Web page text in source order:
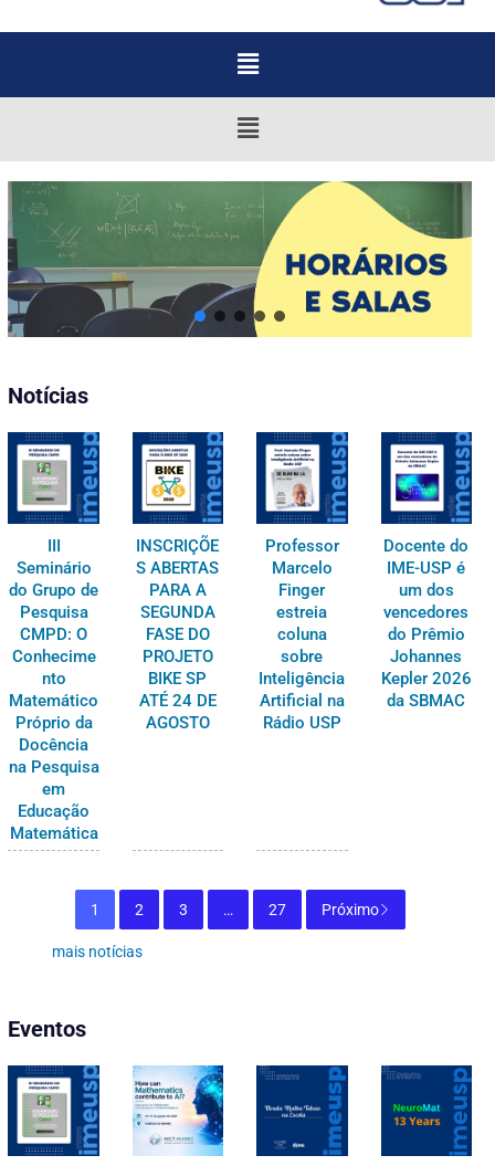
Menu
Menu
Notícias
III
Seminário
do Grupo de
Pesquisa
CMPD: O
Conhecime
nto
Matemático
Próprio da
Docência
na Pesquisa
em
Educação
Matemática
INSCRIÇÕE
S ABERTAS
PARA A
SEGUNDA
FASE DO
PROJETO
BIKE SP
ATÉ 24 DE
AGOSTO
Professor
Marcelo
Finger
estreia
coluna
sobre
Inteligência
Artificial na
Rádio USP
Docente do
IME-USP é
um dos
vencedores
do Prêmio
Johannes
Kepler 2026
da SBMAC
1 2 3 … 27 Próximo
mais notícias
Eventos